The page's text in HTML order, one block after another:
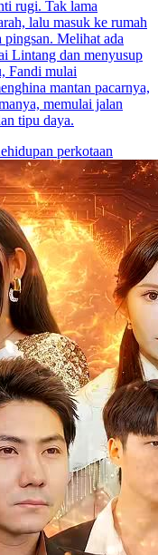
rugi. Tak lama
lalu masuk ke rumah
Melihat ada
Lintang dan menyusup
Fandi mulai
mantan pacarnya,
memulai jalan
tipu daya.
perkotaan